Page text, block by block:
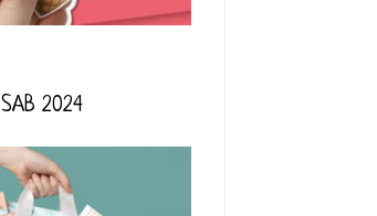
SAB 2024